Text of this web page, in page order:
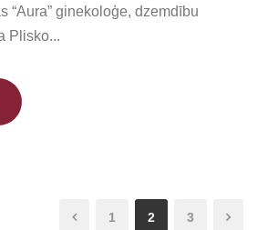
“Aura” ginekoloģe, dzemdību
Plisko...
1 2 3